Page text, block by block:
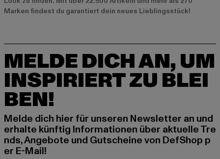
Marken findest du garantiert dein neues Lieblingsstück!
MELDE DICH AN, UM
INSPIRIERT ZU BLEI
BEN!
Melde dich hier für unseren Newsletter an und
erhalte künftig Informationen über aktuelle Tre
nds, Angebote und Gutscheine von DefShop p
er E-Mail!